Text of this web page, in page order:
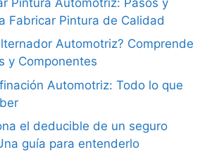
Fabricar Pintura de Calidad
Automotriz? Comprende
y Componentes
Automotriz: Todo lo que
el deducible de un seguro
guía para entenderlo